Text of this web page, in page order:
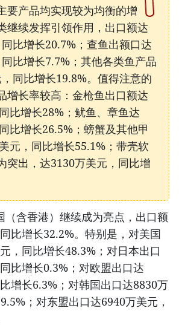
要产品均实现较为均衡的增
继续发挥引领作用，出口额达
比增长20.7%；查鱼出额口达
比增长7.7%；其他各类鱼产品
同比增长19.8%。值得注意的
增长率较高：金枪鱼出口额达
比增长28%；鱿鱼、章鱼达
比增长26.5%；螃蟹及其他甲
元，同比增长55.1%；带壳软
突出，达3130万美元，同比增
（含香港）继续成为亮点，出口额
比增长32.2%。特别是，对美国
，同比增长48.3%；对日本出口
比增长0.3%；对欧盟出口达
增长6.3%；对韩国出口达8830万
；对东盟出口达6940万美元，